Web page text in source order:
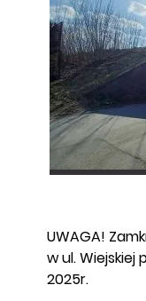
UWAGA!
w ul. Wiejskiej
2025r.